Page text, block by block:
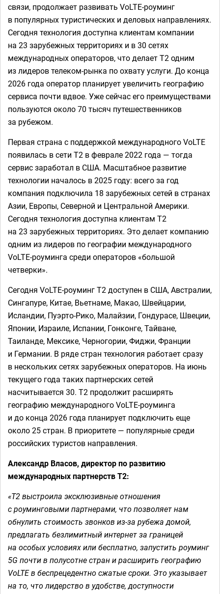
связи, продолжает развивать VoLTE-роуминг
в популярных туристических и деловых направлениях.
Сегодня технология доступна клиентам компании
на 23 зарубежных территориях и в 30 сетях
международных операторов, что делает Т2 одним
из лидеров телеком-рынка по охвату услуги. До конца
2026 года оператор планирует увеличить географию
сервиса почти вдвое. Уже сейчас его преимуществами
пользуются около 70 тысяч путешественников
за рубежом.
Первая страна с поддержкой международного VoLTE
появилась в сети Т2 в феврале 2022 года — тогда
сервис заработал в США. Масштабное развитие
технологии началось в 2025 году: всего за год
компания подключила 18 зарубежных сетей в странах
Азии, Европы, Северной и Центральной Америки.
Сегодня технология доступна клиентам Т2
на 23 зарубежных территориях. Это делает компанию
одним из лидеров по географии международного
VoLTE-роуминга среди операторов «большой
четверки».
Сегодня VoLTE-роуминг Т2 доступен в США, Австралии,
Сингапуре, Китае, Вьетнаме, Макао, Швейцарии,
Исландии, Пуэрто-Рико, Малайзии, Гондурасе, Швеции,
Японии, Израиле, Испании, Гонконге, Тайване,
Таиланде, Мексике, Черногории, Фиджи, Франции
и Германии. В ряде стран технология работает сразу
в нескольких сетях зарубежных операторов. На июнь
текущего года таких партнерских сетей
насчитывается 30. Т2 продолжит расширять
географию международного VoLTE-роуминга
и до конца 2026 года планирует подключить еще
около 25 стран. В приоритете — популярные среди
российских туристов направления.
Александр Власов, директор по развитию
международных партнерств Т2:
«Т2 выстроила эксклюзивные отношения
с роуминговыми партнерами, что позволяет нам
обнулить стоимость звонков из-за рубежа домой,
предлагать безлимитный интернет за границей
на особых условиях или бесплатно, запустить роуминг
5G почти в полусотне стран и расширить географию
VoLTE в беспрецедентно сжатые сроки. Это указывает
на то, что лидерство в удобстве, доступности